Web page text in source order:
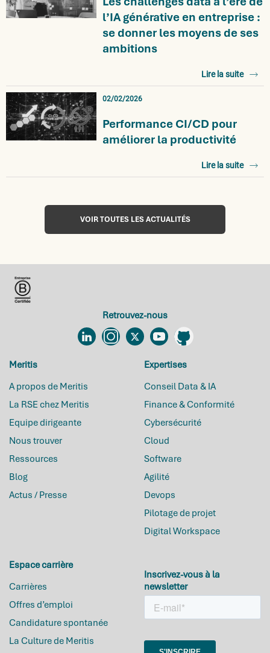
l’IA générative en entreprise :
se donner les moyens de ses
ambitions
Lire la suite
02/02/2026
Performance CI/CD pour
améliorer la productivité
Lire la suite
VOIR TOUTES LES ACTUALITÉS
Retrouvez-nous
LinkedinInstagram
TwitterYouTubeGithub
Meritis
A propos de Meritis
La RSE chez Meritis
Equipe dirigeante
Nous trouver
Ressources
Blog
Actus / Presse
Expertises
Conseil Data & IA
Finance & Conformité
Cybersécurité
Cloud
Software
Agilité
Devops
Pilotage de projet
Digital Workspace
Espace carrière
Carrières
Offres d’emploi
Candidature spontanée
La Culture de Meritis
Inscrivez-vous à la
newsletter
Meritis.fr
utilise des cookies !
Avec votre accord, nous utilisons des
informations personnelles comme votre visite sur ce site, afin